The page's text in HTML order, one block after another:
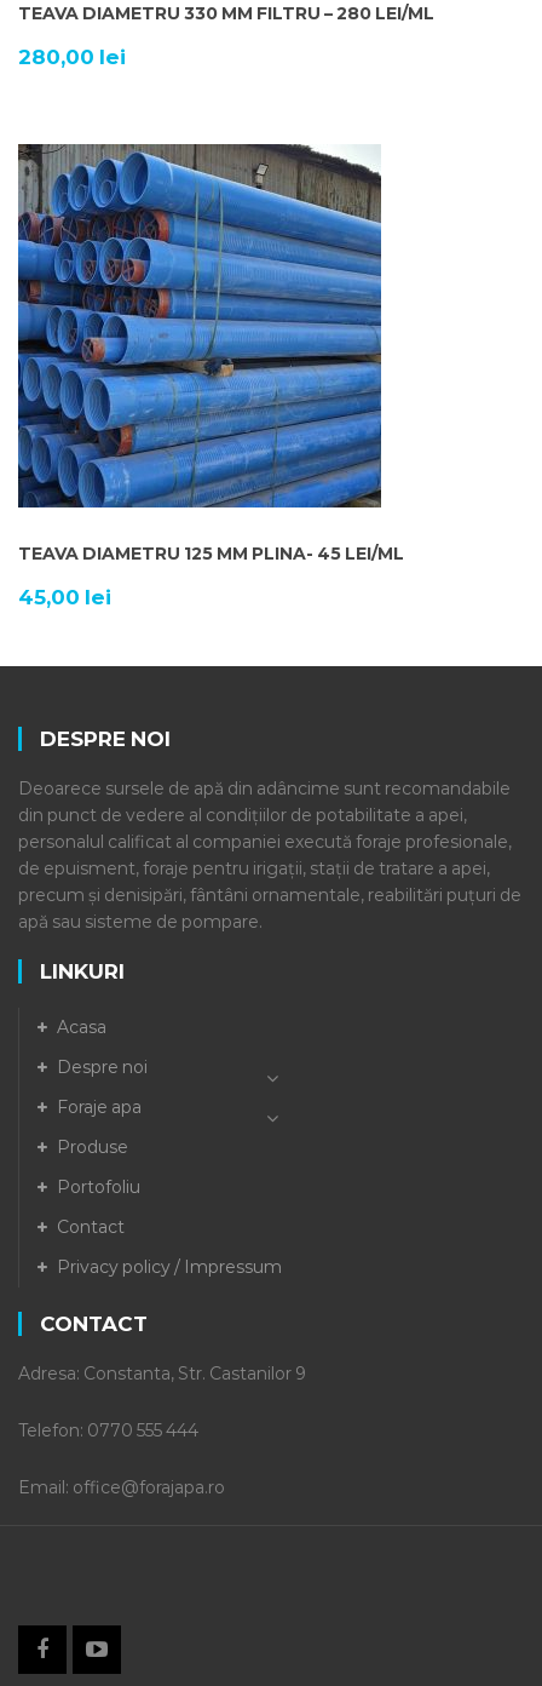
TEAVA DIAMETRU 330 MM FILTRU – 280 LEI/ML
280,00 lei
TEAVA DIAMETRU 125 MM PLINA- 45 LEI/ML
45,00 lei
DESPRE NOI
Deoarece sursele de apă din adâncime sunt recomandabile
din punct de vedere al condițiilor de potabilitate a apei,
personalul calificat al companiei execută foraje profesionale,
de epuisment, foraje pentru irigații, stații de tratare a apei,
precum și denisipări, fântâni ornamentale, reabilitări puțuri de
apă sau sisteme de pompare.
LINKURI
Acasa
Despre noi
Foraje apa
Produse
Portofoliu
Contact
Privacy policy / Impressum
CONTACT
Adresa: Constanta, Str. Castanilor 9
Telefon: 0770 555 444
Email: office@forajapa.ro